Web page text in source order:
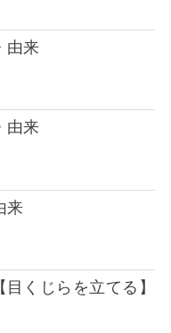
由来
由来
来
くじらを立てる】